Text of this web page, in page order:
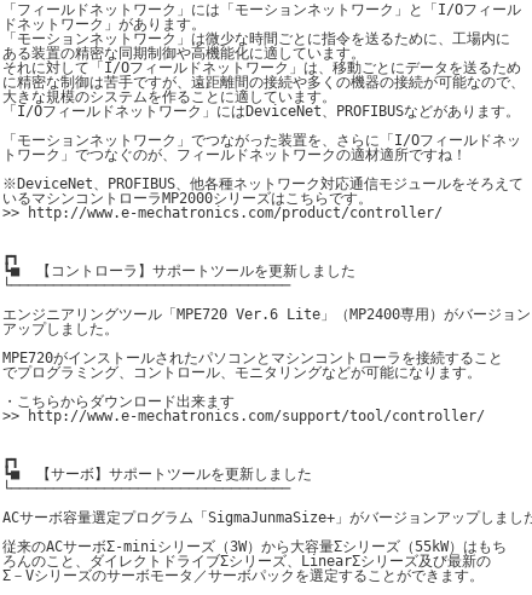
「フィールドネットワーク」には「モーションネットワーク」と「I/Oフィール
ドネットワーク」があります。
「モーションネットワーク」は微少な時間ごとに指令を送るために、工場内に
ある装置の精密な同期制御や高機能化に適しています。
それに対して「I/Oフィールドネットワーク」は、移動ごとにデータを送るため
に精密な制御は苦手ですが、遠距離間の接続や多くの機器の接続が可能なので、
大きな規模のシステムを作ることに適しています。
「I/Oフィールドネットワーク」にはDeviceNet、PROFIBUSなどがあります。
「モーションネットワーク」でつながった装置を、さらに「I/Oフィールドネッ
トワーク」でつなぐのが、フィールドネットワークの適材適所ですね！
※DeviceNet、PROFIBUS、他各種ネットワーク対応通信モジュールをそろえて
いるマシンコントローラMP2000シリーズはこちらです。
>> http://www.e-mechatronics.com/product/controller/
┏┓
┗■  【コントローラ】サポートツールを更新しました
└─────────────────────────────────
エンジニアリングツール「MPE720 Ver.6 Lite」（MP2400専用）がバージョン
アップしました。
MPE720がインストールされたパソコンとマシンコントローラを接続すること
でプログラミング、コントロール、モニタリングなどが可能になります。
・こちらからダウンロード出来ます
>> http://www.e-mechatronics.com/support/tool/controller/
┏┓
┗■  【サーボ】サポートツールを更新しました
└─────────────────────────────────
ACサーボ容量選定プログラム「SigmaJunmaSize+」がバージョンアップしまし
従来のACサーボΣ-miniシリーズ（3W）から大容量Σシリーズ（55kW）はもち
ろんのこと、ダイレクトドライブΣシリーズ、LinearΣシリーズ及び最新の
Σ－Vシリーズのサーボモータ／サーボパックを選定することができます。